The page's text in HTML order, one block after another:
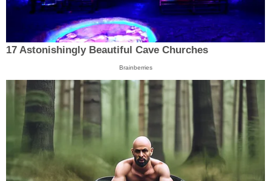
17 Astonishingly Beautiful Cave Churches
Brainberries